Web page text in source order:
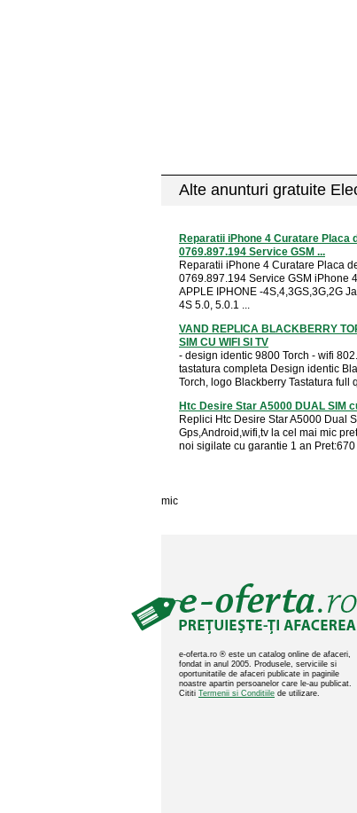
Alte anunturi gratuite
Reparatii iPhone 4 Curatare Placa
0769.897.194 Service GSM ...
Reparatii iPhone 4 Curatare Placa
0769.897.194 Service GSM iPhone
APPLE IPHONE -4S,4,3GS,3G,2G
4S 5.0, 5.0.1 ...
VAND REPLICA BLACKBERRY
SIM CU WIFI SI TV
- design identic 9800 Torch - wifi
tastatura completa Design identic
Torch, logo Blackberry Tastatura full
Htc Desire Star A5000 DUAL SIM
Replici Htc Desire Star A5000 Dual
Gps,Android,wifi,tv la cel mai mic
noi sigilate cu garantie 1 an Pret:670
mic
e-oferta.ro ® este un catalog online de afaceri,
fondat in anul 2005. Produsele, serviciile si
oportunitatile de afaceri publicate in paginile
noastre apartin persoanelor care le-au publicat.
Cititi Termenii si Conditiile de utilizare.